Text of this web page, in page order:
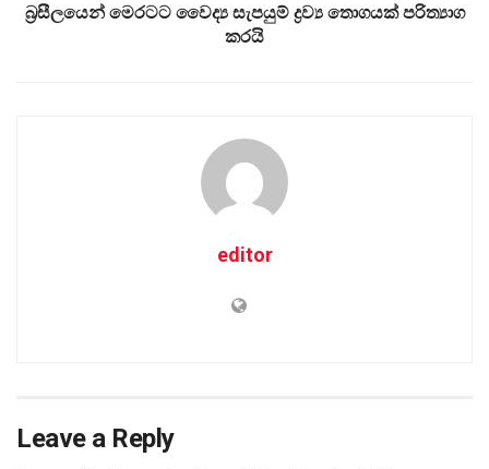
බ්‍රසීලයෙන් මෙරටට වෛද්‍ය සැපයුම් ද්‍රව්‍ය තොගයක් පරිත්‍යාග
කරයි
editor
Leave a Reply